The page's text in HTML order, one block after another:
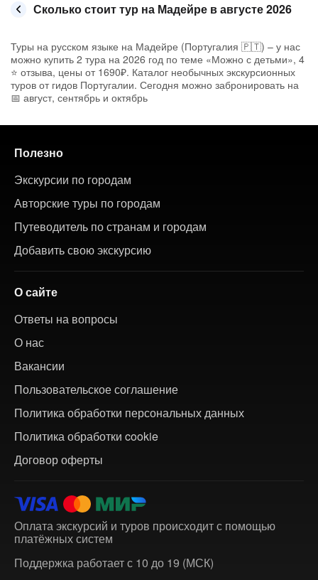
Сколько стоит тур на Мадейре в августе 2026
Туры на русском языке на Мадейре (Португалия 🇵🇹) – у нас
можно купить 2 тура на 2026 год по теме «Можно с детьми», 4
⭐ отзыва, цены от 1690₽. Каталог необычных экскурсионных
туров от гидов Португалии. Сегодня можно забронировать на
📅 август, сентябрь и октябрь
Полезно
Экскурсии по городам
Авторские туры по городам
Путеводитель по странам и городам
Добавить свою экскурсию
О сайте
Ответы на вопросы
О нас
Вакансии
Пользовательское соглашение
Политика обработки персональных данных
Политика обработки cookie
Договор оферты
Оплата экскурсий и туров происходит с помощью
платёжных систем
Поддержка работает с 10 до 19 (МСК)